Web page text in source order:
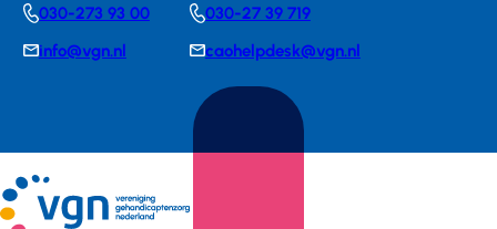
Telephonenumber
030-273 93 00
E-info@vgn.nl
Telephonenumber
030-27 39 719
E-
mail
caohelpdesk@vgn.nl